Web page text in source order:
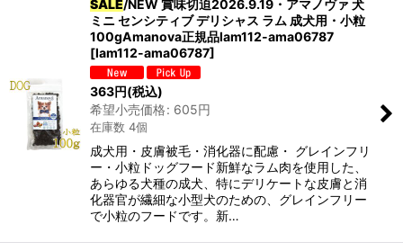
SALE/NEW 賞味切迫2026.9.19・アマノヴァ 犬
ミニ センシティブ デリシャス ラム 成犬用・小粒
100gAmanova正規品lam112-ama06787
[lam112-ama06787]
363円(税込)
希望小売価格: 605円
在庫数 4個
成犬用・皮膚被毛・消化器に配慮・ グレインフリ
ー・小粒ドッグフード新鮮なラム肉を使用した、
あらゆる犬種の成犬、特にデリケートな皮膚と消
化器官が繊細な小型犬のための、グレインフリー
で小粒のフードです。新…